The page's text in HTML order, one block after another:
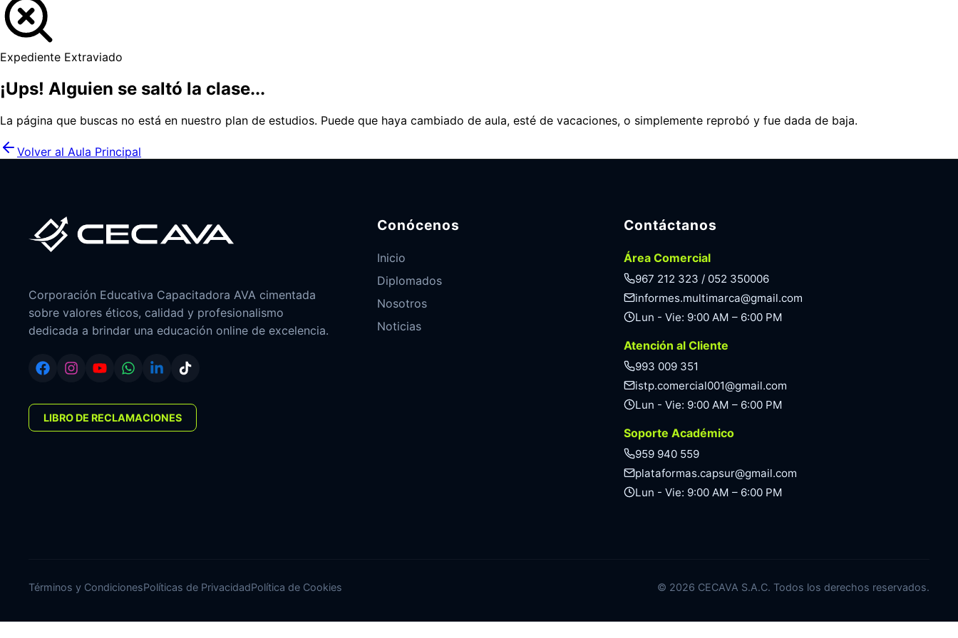
Expediente Extraviado
¡Ups! Alguien se saltó la clase...
La página que buscas no está en nuestro plan de estudios. Puede que haya cambiado de aula, esté de vacaciones, o simplemente reprobó y fue dada de baja.
Volver al Aula Principal
Corporación Educativa Capacitadora AVA cimentada
sobre valores éticos, calidad y profesionalismo
dedicada a brindar una educación online de excelencia.
LIBRO DE RECLAMACIONES
Conócenos
Inicio
Diplomados
Nosotros
Noticias
Contáctanos
Área Comercial
967 212 323 / 052 350006
informes.multimarca@gmail.com
Lun - Vie: 9:00 AM – 6:00 PM
Atención al Cliente
993 009 351
istp.comercial001@gmail.com
Lun - Vie: 9:00 AM – 6:00 PM
Soporte Académico
959 940 559
plataformas.capsur@gmail.com
Lun - Vie: 9:00 AM – 6:00 PM
Términos y CondicionesPolíticas de PrivacidadPolítica de Cookies © 2026 CECAVA S.A.C. Todos los derechos reservados.